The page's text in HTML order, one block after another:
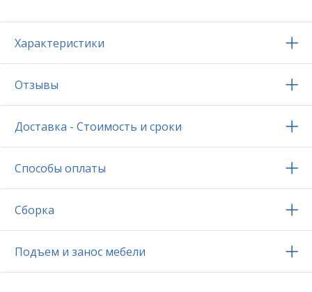
Характеристики
Отзывы
Доставка - Стоимость и сроки
Способы оплаты
Сборка
Подъем и занос мебели